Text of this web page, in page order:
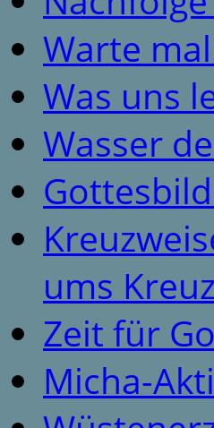
Warte
Was uns
Wasser
ums Kreuz
Zeit für
Micha-